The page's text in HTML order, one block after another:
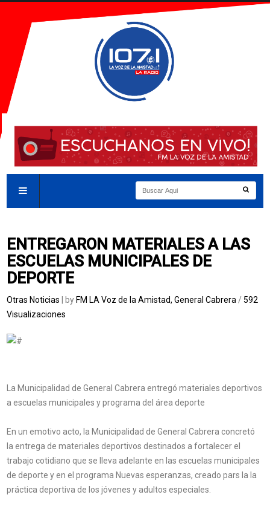
ENTREGARON MATERIALES A LAS
ESCUELAS MUNICIPALES DE
DEPORTE
Otras Noticias | by FM LA Voz de la Amistad, General Cabrera /592
Visualizaciones
La Municipalidad de General Cabrera entregó materiales deportivos
a escuelas municipales y programa del área deporte
En un emotivo acto, la Municipalidad de General Cabrera concretó
la entrega de materiales deportivos destinados a fortalecer el
trabajo cotidiano que se lleva adelante en las escuelas municipales
de deporte y en el programa Nuevas esperanzas, creado pars la la
práctica deportiva de los jóvenes y adultos especiales.